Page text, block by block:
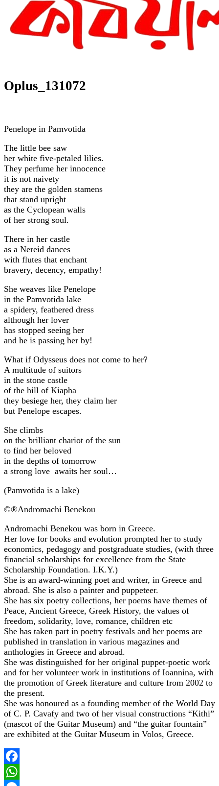
Oplus_131072
Penelope in Pamvotida
The little bee saw
her white five-petaled lilies.
They perfume her innocence
it is not naivety
they are the golden stamens
that stand upright
as the Cyclopean walls
of her strong soul.
Τhere in her castle
as a Nereid dances
with flutes that enchant
bravery, decency, empathy!
She weaves like Penelope
in the Pamvotida lake
a spidery, feathered dress
although her lover
has stopped seeing her
and he is passing her by!
What if Odysseus does not come to her?
A multitude of suitors
in the stone castle
of the hill of Kiapha
they besiege her, they claim her
but Penelope escapes.
She climbs
on the brilliant chariot of the sun
to find her beloved
in the depths of tomorrow
a strong love awaits her soul…
(Pamvotida is a lake)
©®Andromachi Benekou
Andromachi Benekou was born in Greece.
Her love for books and evolution prompted her to study
economics, pedagogy and postgraduate studies, (with three
financial scholarships for excellence from the State
Scholarship Foundation. I.K.Y.)
She is an award-winning poet and writer, in Greece and
abroad. She is also a painter and puppeteer.
She has six poetry collections, her poems have themes of
Peace, Ancient Greece, Greek History, the values of
freedom, solidarity, love, romance, children etc
She has taken part in poetry festivals and her poems are
published in translation in various magazines and
anthologies in Greece and abroad.
She was distinguished for her original puppet-poetic work
and for her volunteer work in institutions of Ioannina, with
the promotion of Greek literature and culture from 2002 to
the present.
She was honoured as a founding member of the World Day
of C. P. Cavafy and two of her visual constructions “Kithi”
(mascot of the Guitar Museum) and “the guitar fountain”
are exhibited at the Guitar Museum in Volos, Greece.
Facebook